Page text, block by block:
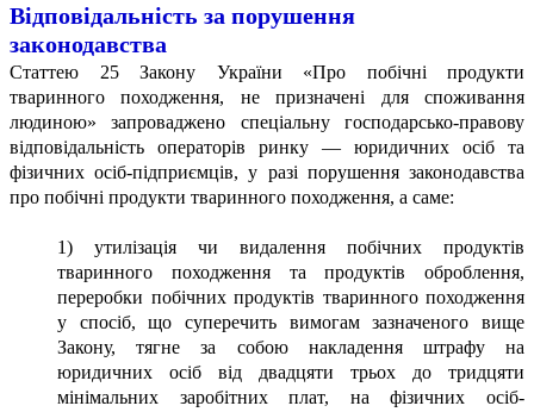
Відповідальність за порушення
законодавства
Статтею 25 Закону України «Про побічні продукти
тваринного походження, не призначені для споживання
людиною» запроваджено спеціальну господарсько-правову
відповідальність операторів ринку — юридичних осіб та
фізичних осіб-підприємців, у разі порушення законодавства
про побічні продукти тваринного походження, а саме:
1) утилізація чи видалення побічних продуктів
тваринного походження та продуктів оброблення,
переробки побічних продуктів тваринного походження
у спосіб, що суперечить вимогам зазначеного вище
Закону, тягне за собою накладення штрафу на
юридичних осіб від двадцяти трьох до тридцяти
мінімальних заробітних плат, на фізичних осіб-